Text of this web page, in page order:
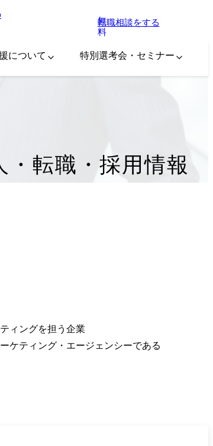
無
料
転職相談をする
について 特別選考会・セミナー
転職・採用情報
ィングを担う企業
ケティング・エージェンシーである